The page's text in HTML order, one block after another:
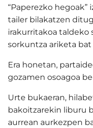
“Paperezko
tailer bilakatzen
irakurritakoa taldeko
sorkuntza ariketa
Era honetan,
gozamen osoagoa
Urte bukaeran,
bakoitzarekin liburu
aurrean aurkezpen